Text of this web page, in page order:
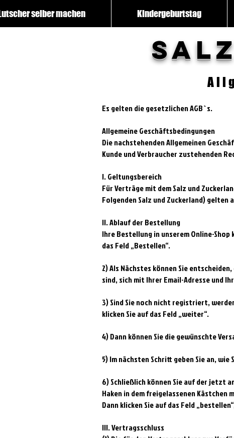
selber machen Kindergeburtstag
Es gelten die gesetzlichen AGB`s.
Allgemeine Geschäftsbedingungen
Die nachstehenden Allgemeinen
Kunde und Verbraucher zustehenden
I. Geltungsbereich
Für Verträge mit dem Salz und
Folgenden Salz und Zuckerland)
II. Ablauf der Bestellung
Ihre Bestellung in unserem Online-
das Feld „Bestellen“.
2) Als Nächstes können Sie
sind, sich mit Ihrer Email-Adresse und
3) Sind Sie noch nicht registriert,
klicken Sie auf das Feld „weiter“.
4) Dann können Sie die gewünschte
5) Im nächsten Schritt geben Sie an,
6) Schließlich können Sie auf der jetzt
Haken in dem freigelassenen Kästchen
Dann klicken Sie auf das Feld
III. Vertragsschluss